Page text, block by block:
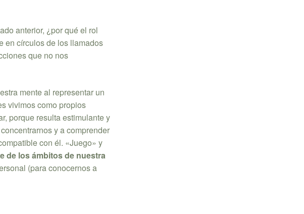
anterior, ¿por qué el rol
en círculos de los llamados
que no nos
mente al representar un
vivimos como propios
porque resulta estimulante y
y a comprender
con él. «Juego» y
de los ámbitos de nuestra
(para conocernos a